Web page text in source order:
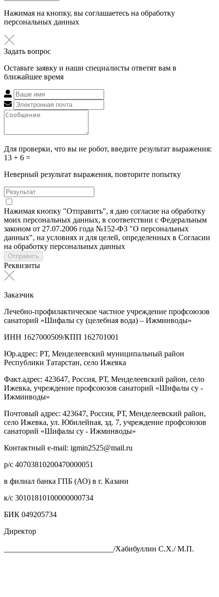
Нажимая на кнопку, вы соглашаетесь на обработку
персональных данных
Задать вопрос
Оставьте заявку и наши специалисты ответят вам в
ближайшее время
Для проверки, что вы не робот, введите результат выражения:
13 + 6 =
Неверный результат выражения, повторите попытку
Нажимая кнопку "Отправить", я даю согласие на обработку
моих персональных данных, в соответствии с Федеральным
законом от 27.07.2006 года №152-Ф3 "О персональных
данных", на условиях и для целей, определенных в Согласии
на обработку персональных данных
Отправить
Реквизиты
Заказчик
Лечебно-профилактическое частное учреждение профсоюзов
санаторий «Шифалы су (целебная вода) – Ижминводы»
ИНН 1627000509/КПП 162701001
Юр.адрес: РТ, Менделеевский муниципальный район
Республики Татарстан, село Ижевка
Факт.адрес: 423647, Россия, РТ, Менделеевский район, село
Ижевка, учреждение профсоюзов санаторий «Шифалы су -
Ижминводы»
Почтовый адрес: 423647, Россия, РТ, Менделеевский район,
село Ижевка, ул. Юбилейная, зд. 7, учреждение профсоюзов
санаторий «Шифалы су - Ижминводы»
Контактный e-mail: igmin2525@mail.ru
р/с 40703810200470000051
в филиал банка ГПБ (АО) в г. Казани
к/с 30101810100000000734
БИК 049205734
Директор
____________________________/Хабибуллин С.Х./ М.П.